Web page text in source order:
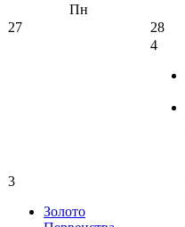
Пн
27
28
3
Золото
4